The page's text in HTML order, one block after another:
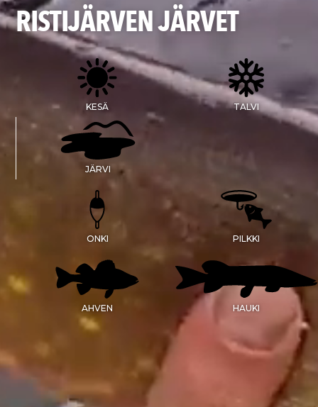
RISTIJÄRVEN JÄRVET
KESÄ TALVI
JÄRVI
ONKI PILKKI
AHVEN HAUKI